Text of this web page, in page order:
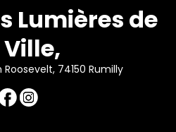
Lumières de
Roosevelt, 74150 Rumilly